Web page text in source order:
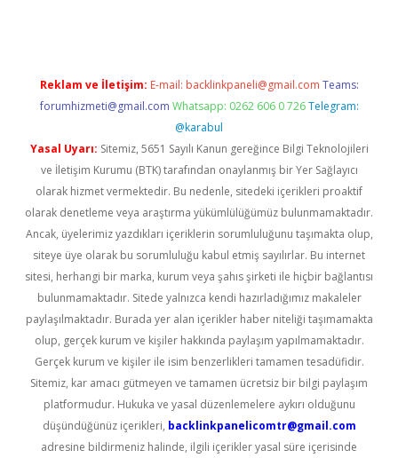
Reklam ve İletişim: E-mail: backlinkpaneli@gmail.com Teams:
forumhizmeti@gmail.com Whatsapp: 0262 606 0 726 Telegram:
@karabul
Yasal Uyarı: Sitemiz, 5651 Sayılı Kanun gereğince Bilgi Teknolojileri
ve İletişim Kurumu (BTK) tarafından onaylanmış bir Yer Sağlayıcı
olarak hizmet vermektedir. Bu nedenle, sitedeki içerikleri proaktif
olarak denetleme veya araştırma yükümlülüğümüz bulunmamaktadır.
Ancak, üyelerimiz yazdıkları içeriklerin sorumluluğunu taşımakta olup,
siteye üye olarak bu sorumluluğu kabul etmiş sayılırlar. Bu internet
sitesi, herhangi bir marka, kurum veya şahıs şirketi ile hiçbir bağlantısı
bulunmamaktadır. Sitede yalnızca kendi hazırladığımız makaleler
paylaşılmaktadır. Burada yer alan içerikler haber niteliği taşımamakta
olup, gerçek kurum ve kişiler hakkında paylaşım yapılmamaktadır.
Gerçek kurum ve kişiler ile isim benzerlikleri tamamen tesadüfidir.
Sitemiz, kar amacı gütmeyen ve tamamen ücretsiz bir bilgi paylaşım
platformudur. Hukuka ve yasal düzenlemelere aykırı olduğunu
düşündüğünüz içerikleri, backlinkpanelicomtr@gmail.com
adresine bildirmeniz halinde, ilgili içerikler yasal süre içerisinde